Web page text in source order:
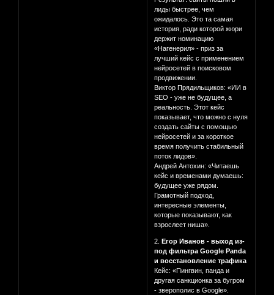
лиды быстрее, чем
ожидалось. Это та самая
история, ради которой жюри
держит номинацию
«Нагенерил» - приз за
лучший кейс с применением
нейросетей в поисковом
продвижении.
Виктор Прядильщиков: «ИИ в
SEO - уже не будущее, а
реальность. Этот кейс
показывает, что можно с нуля
создать сайты с помощью
нейросетей и за короткое
время получить стабильный
поток лидов».
Андрей Антохин: «Читаешь
кейс и временами думаешь:
будущее уже рядом.
Грамотный подход,
интересные элементы,
которые показывают, как
взрослеет ниша».
2.Егор Иванов - выход из-
под фильтра Google Panda
и восстановление трафика
Кейс: «Пингвин, панда и
другая санкционка за бугром
- зверополис в Google».